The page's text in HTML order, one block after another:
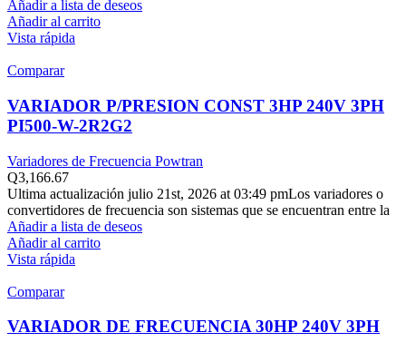
Añadir a lista de deseos
Añadir al carrito
Vista rápida
Comparar
VARIADOR P/PRESION CONST 3HP 240V 3PH
PI500-W-2R2G2
Variadores de Frecuencia Powtran
Q3,166.67
Ultima actualización julio 21st, 2026 at 03:49 pmLos variadores o
convertidores de frecuencia son sistemas que se encuentran entre la
Añadir a lista de deseos
Añadir al carrito
Vista rápida
Comparar
VARIADOR DE FRECUENCIA 30HP 240V 3PH